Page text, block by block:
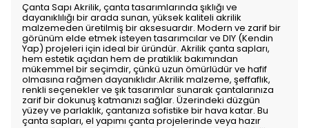
Çanta Sapı Akrilik, çanta tasarımlarında şıklığı ve
dayanıklılığı bir arada sunan, yüksek kaliteli akrilik
malzemeden üretilmiş bir aksesuardır. Modern ve zarif bir
görünüm elde etmek isteyen tasarımcılar ve DIY (Kendin
Yap) projeleri için ideal bir üründür. Akrilik çanta sapları,
hem estetik açıdan hem de pratiklik bakımından
mükemmel bir seçimdir, çünkü uzun ömürlüdür ve hafif
olmasına rağmen dayanıklıdır.Akrilik malzeme, şeffaflık,
renkli seçenekler ve şık tasarımlar sunarak çantalarınıza
zarif bir dokunuş katmanızı sağlar. Üzerindeki düzgün
yüzey ve parlaklık, çantanıza sofistike bir hava katar. Bu
çanta sapları, el yapımı çanta projelerinde veya hazır